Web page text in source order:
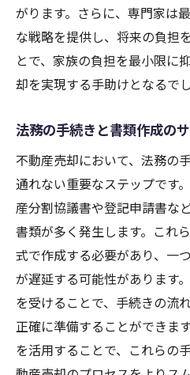
がります。さらに、専門家は
な戦略を提供し、将来の負担
とで、家族の負担を最小限に
却を実現する手助けとなるでし
法務の手続きと書類作成の
不動産売却において、法務の
通れない重要なステップです
産分割協議書や登記申請書な
書類が多く発生します。これ
式で作成する必要があり、一
が遅延する可能性があります
を受けることで、手続きの流
正確に準備することができま
を活用することで、これらの